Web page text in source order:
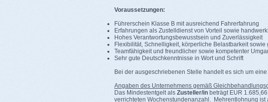
Voraussetzungen:
Führerschein Klasse B mit ausreichend Fahrerfahrung
Erfahrungen als Zustelldienst von Vorteil sowie
Hohes Verantwortungsbewusstsein und Zuverlässigkeit
Flexibilität, Schnelligkeit, körperliche Belastbarkeit sowie
Teamfähigkeit und freundlicher sowie kompetenter
Sehr gute Deutschkenntnisse in Wort und Schrift
Bei der ausgeschriebenen Stelle handelt es sich um
Angaben des Unternehmens gemäß
Das Mindestentgelt als Zusteller/in beträgt EUR
verrichteten Wochenstundenanzahl. Mehrentlohnung